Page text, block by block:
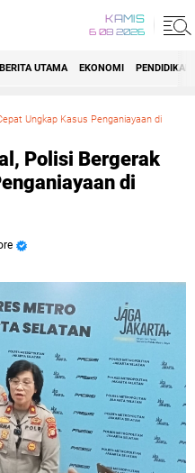
KAMIS
6 08 2026
BERITA UTAMA EKONOMI PENDIDIKAN
Ungkap Kasus Penganiayaan di
Polisi Bergerak
di